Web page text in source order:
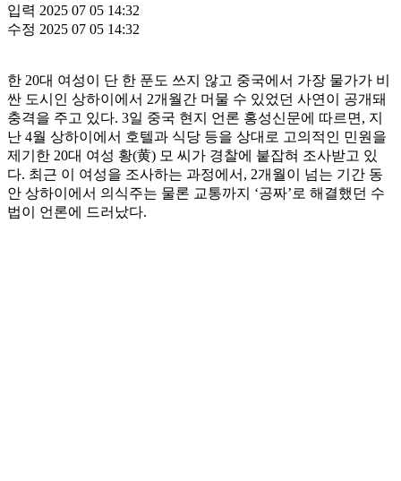
입력 2025 07 05 14:32
수정 2025 07 05 14:32
한 20대 여성이 단 한 푼도 쓰지 않고 중국에서 가장 물가가 비
싼 도시인 상하이에서 2개월간 머물 수 있었던 사연이 공개돼
충격을 주고 있다. 3일 중국 현지 언론 홍성신문에 따르면, 지
난 4월 상하이에서 호텔과 식당 등을 상대로 고의적인 민원을
제기한 20대 여성 황(黄) 모 씨가 경찰에 붙잡혀 조사받고 있
다. 최근 이 여성을 조사하는 과정에서, 2개월이 넘는 기간 동
안 상하이에서 의식주는 물론 교통까지 ‘공짜’로 해결했던 수
법이 언론에 드러났다.